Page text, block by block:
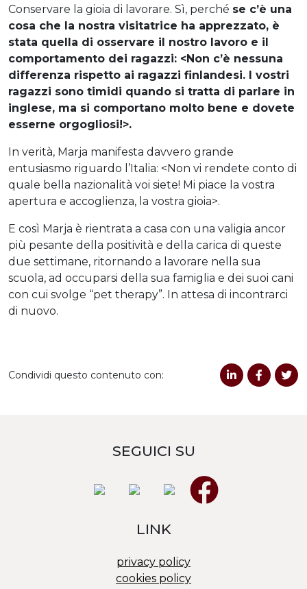
Conservare la gioia di lavorare. Sì, perché se c’è una
cosa che la nostra visitatrice ha apprezzato, è
stata quella di osservare il nostro lavoro e il
comportamento dei ragazzi: <Non c’è nessuna
differenza rispetto ai ragazzi finlandesi. I vostri
ragazzi sono timidi quando si tratta di parlare in
inglese, ma si comportano molto bene e dovete
esserne orgogliosi!>.
In verità, Marja manifesta davvero grande
entusiasmo riguardo l’Italia: <Non vi rendete conto di
quale bella nazionalità voi siete! Mi piace la vostra
apertura e accoglienza, la vostra gioia>.
E così Marja è rientrata a casa con una valigia ancor
più pesante della positività e della carica di queste
due settimane, ritornando a lavorare nella sua
scuola, ad occuparsi della sua famiglia e dei suoi cani
con cui svolge “pet therapy”. In attesa di incontrarci
di nuovo.
Condividi questo contenuto con:
SEGUICI SU
LINK
privacy policy
cookies policy